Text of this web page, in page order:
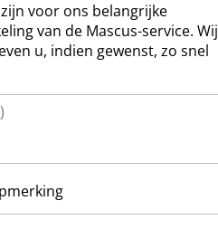
voor ons belangrijke
van de Mascus-service. Wij
u, indien gewenst, zo snel